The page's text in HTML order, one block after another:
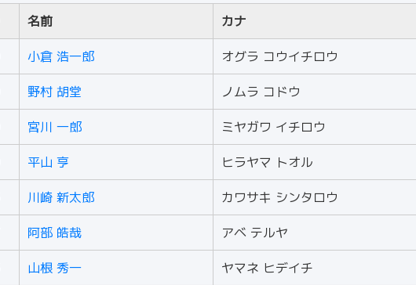
名前 カナ
小倉 浩一郎 オグラ コウイチロウ
野村 胡堂 ノムラ コドウ
宮川 一郎 ミヤガワ イチロウ
平山 亨 ヒラヤマ トオル
川崎 新太郎 カワサキ シンタロウ
阿部 皓哉 アベ テルヤ
山根 秀一 ヤマネ ヒデイチ